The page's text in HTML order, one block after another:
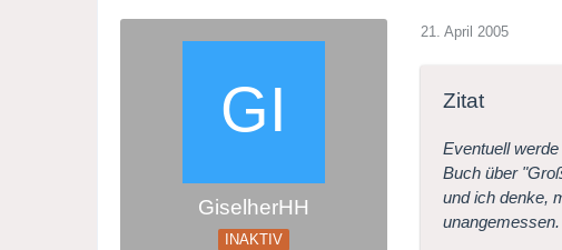
GiselherHH
INAKTIV
21. April 2005
Zitat
Eventuell
Buch über
und ich denke,
unangemessen.